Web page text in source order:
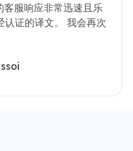
服响应非常迅速且乐
认证的译文。 我会再次